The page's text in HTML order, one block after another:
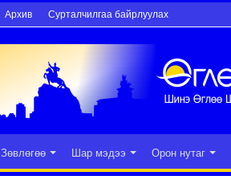
Архив Сурталчилгаа байрлуулах
Зөвлөгөө Шар мэдээ Орон нутаг